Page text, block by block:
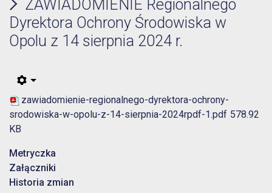
ZAWIADOMIENIE Regionalnego
Dyrektora Ochrony Środowiska w
Opolu z 14 sierpnia 2024 r.
zawiadomienie-regionalnego-dyrektora-ochrony-
srodowiska-w-opolu-z-14-sierpnia-2024rpdf-1.pdf 578.92
KB
Metryczka
Załączniki
Historia zmian